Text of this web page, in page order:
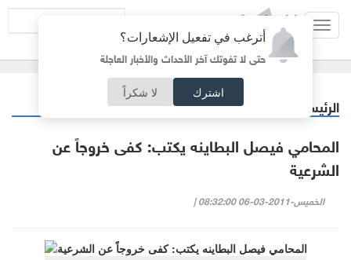
أترغب في تفعيل الإشعارات؟
حتى لا تفوتك آخر الأحداث والأخبار العاجلة
اشترك لا شكراً
الرئيسية
المحامي فيصل البطاينه يكتب: كفى خروجاً عن
الشرعية
الخميس-2011-03-06 08:32:00 |